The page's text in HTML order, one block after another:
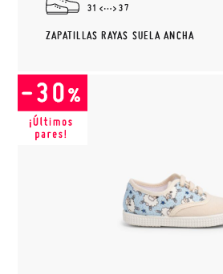
31 37
ZAPATILLAS RAYAS SUELA ANCHA